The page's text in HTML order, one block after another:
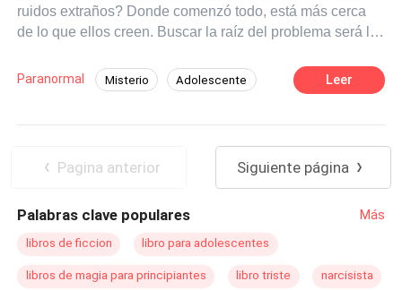
ruidos extraños? Donde comenzó todo, está más cerca
de lo que ellos creen. Buscar la raíz del problema será la
Paranormal Misterio Adolescente Leer
Pagina anterior Siguiente página
Palabras clave populares Más
libros de ficcion libro para adolescentes
libros de magia para principiantes libro triste narcisista